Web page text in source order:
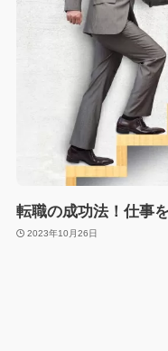
転職の成功法！仕事
2023年10月26日